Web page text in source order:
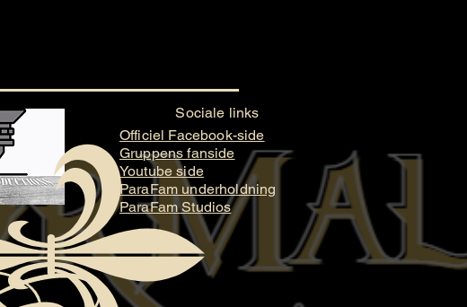
Sociale links
Officiel Facebook-side
Gruppens fanside
Youtube side
ParaFam underholdning
ParaFam Studios